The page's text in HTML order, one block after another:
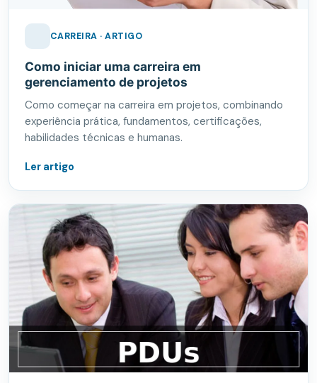
CARREIRA · ARTIGO
Como iniciar uma carreira em
gerenciamento de projetos
Como começar na carreira em projetos, combinando
experiência prática, fundamentos, certificações,
habilidades técnicas e humanas.
Ler artigo